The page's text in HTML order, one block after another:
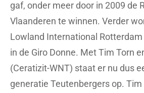
gaf, onder meer door in 2009 de
Vlaanderen te winnen. Verder
Lowland International
in de Giro Donne. Met Tim Torn
(Ceratizit-WNT) staat er nu dus
generatie Teutenbergers op.